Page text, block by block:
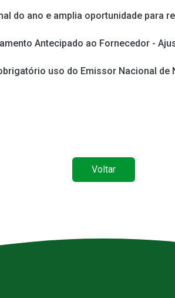
do ano e amplia oportunidade para
Antecipado ao Fornecedor -
uso do Emissor Nacional de
Voltar